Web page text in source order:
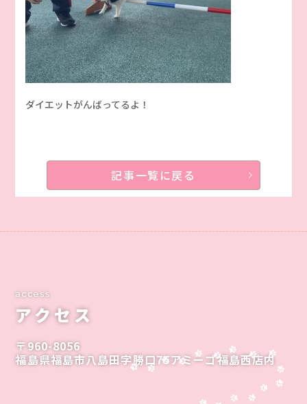
ダイエットがんばってるよ！
記事一覧に戻る
access
アクセス
〒960-8056
福島県福島市八島田字勝口75アミーゴ福島西店内